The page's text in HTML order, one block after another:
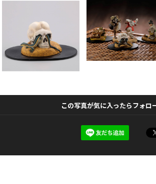
この写真が気に入ったらフォロ